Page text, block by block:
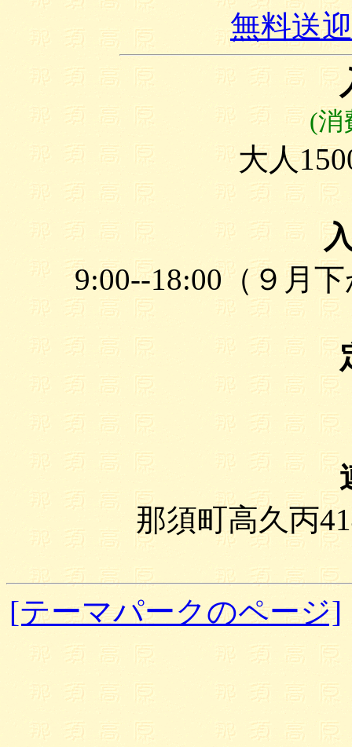
無料送
(消
大人
9:00--18:00（９月下
那須町高久丙
[テーマパークのページ]